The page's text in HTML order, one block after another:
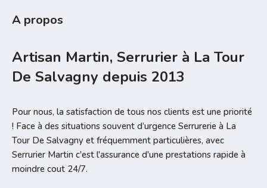
A propos
Artisan Martin, Serrurier à La Tour
De Salvagny depuis 2013
Pour nous, la satisfaction de tous nos clients est une priorité
! Face à des situations souvent d’urgence Serrurerie à La
Tour De Salvagny et fréquemment particulières, avec
Serrurier Martin c'est l'assurance d'une prestations rapide à
moindre cout 24/7.